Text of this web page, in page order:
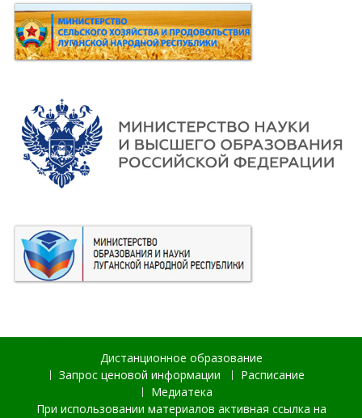
Дистанционное образование
Запрос ценовой информации
Расписание
Медиатека
При использовании материалов активная ссылка на